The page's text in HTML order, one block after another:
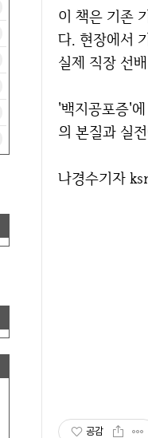
이 책은 기존
다. 현장에서
실제 직장 선
'백지공포증'
의 본질과 실
나경수기자
공감